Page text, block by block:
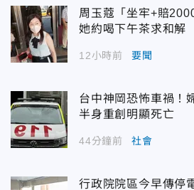
周玉蔻「坐牢+賠
她約喝下午茶求和解
12小時前 要聞
台中神岡恐怖車禍
半身重創明顯死亡
44分鐘前 社會
行政院院區今早傳